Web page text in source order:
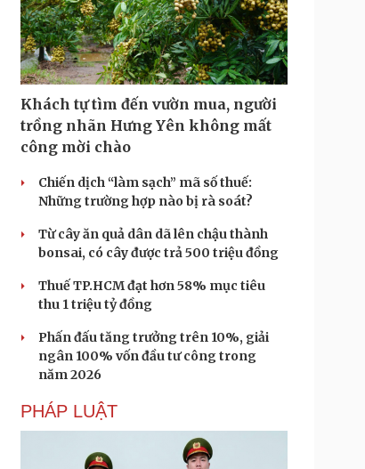
Khách tự tìm đến vườn mua, người
trồng nhãn Hưng Yên không mất
công mời chào
Chiến dịch “làm sạch” mã số thuế:
Những trường hợp nào bị rà soát?
Từ cây ăn quả dân dã lên chậu thành
bonsai, có cây được trả 500 triệu đồng
Thuế TP.HCM đạt hơn 58% mục tiêu
thu 1 triệu tỷ đồng
Phấn đấu tăng trưởng trên 10%, giải
ngân 100% vốn đầu tư công trong
năm 2026
PHÁP LUẬT